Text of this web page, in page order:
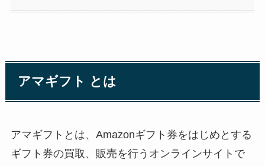
アマギフト とは
アマギフトとは、Amazonギフト券をはじめとする
ギフト券の買取、販売を行うオンラインサイトで